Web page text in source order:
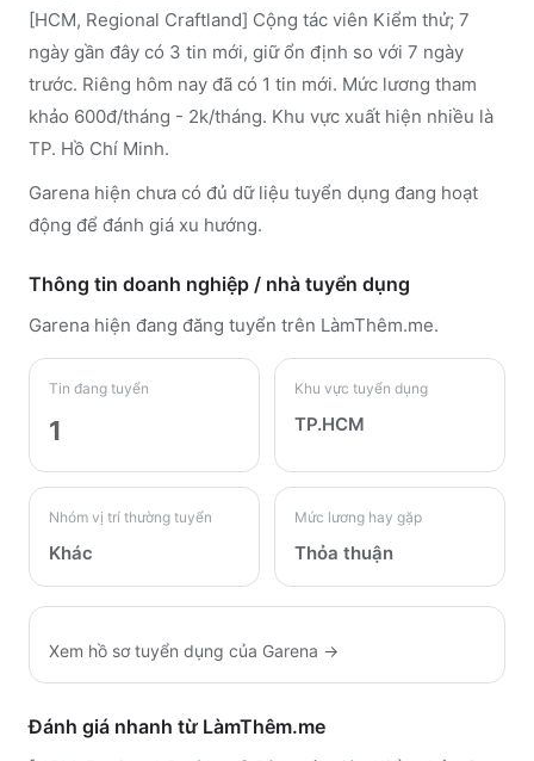
[HCM, Regional Craftland] Cộng tác viên Kiểm thử; 7
ngày gần đây có 3 tin mới, giữ ổn định so với 7 ngày
trước. Riêng hôm nay đã có 1 tin mới. Mức lương tham
khảo 600đ/tháng - 2k/tháng. Khu vực xuất hiện nhiều là
TP. Hồ Chí Minh.
Garena hiện chưa có đủ dữ liệu tuyển dụng đang hoạt
động để đánh giá xu hướng.
Thông tin doanh nghiệp / nhà tuyển dụng
Garena hiện đang đăng tuyển trên LàmThêm.me.
Tin đang tuyển
1
Khu vực tuyển dụng
TP.HCM
Nhóm vị trí thường tuyển
Khác
Mức lương hay gặp
Thỏa thuận
Xem hồ sơ tuyển dụng của Garena →
Đánh giá nhanh từ LàmThêm.me